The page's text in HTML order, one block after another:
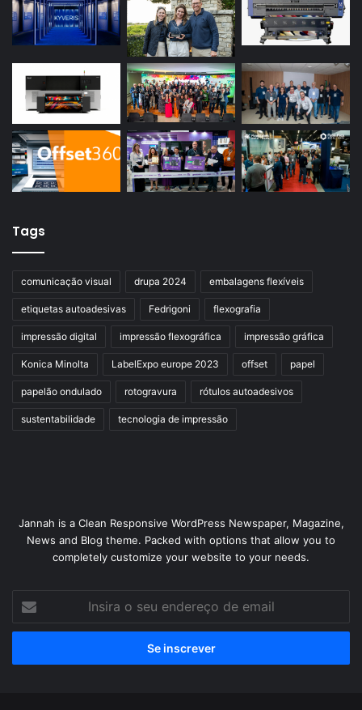
Tags
comunicação visual drupa 2024 embalagens flexíveis
etiquetas autoadesivas Fedrigoni flexografia
impressão digital impressão flexográfica impressão gráfica
Konica Minolta LabelExpo europe 2023 offset papel
papelão ondulado rotogravura rótulos autoadesivos
sustentabilidade tecnologia de impressão
Jannah is a Clean Responsive WordPress Newspaper, Magazine,
News and Blog theme. Packed with options that allow you to
completely customize your website to your needs.
seu
de